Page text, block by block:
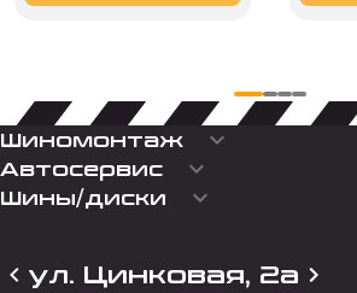
Шиномонтаж keyboard_arrow_down
Автосервис keyboard_arrow_down
Шины/диски keyboard_arrow_down
ул. Цинковая, 2а